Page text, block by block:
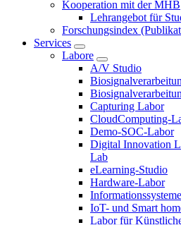
Kooperation mit der MHB
Lehrangebot für
Forschungsindex
Services
Labore
A/V Studio
Capturing Labor
CloudComputing-
Demo-SOC-Labor
Digital Innovation
Lab
eLearning-Studio
Hardware-Labor
IoT- und Smart
Labor für